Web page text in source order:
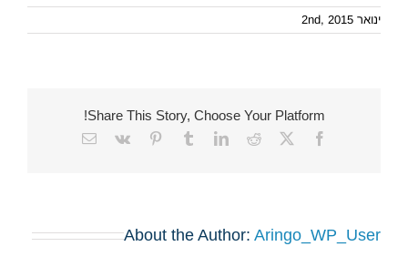
ינואר 2nd, 2015
Share This Story, Choose Your Platform!
Facebook
X
Reddit
LinkedIn
Tumblr
Pinterest
Vk
Email
About the Author: Aringo_WP_User